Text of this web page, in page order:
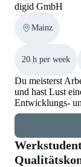
digid GmbH
Mainz
20 h per week
Du meisterst
und hast Lust
Entwicklungs-